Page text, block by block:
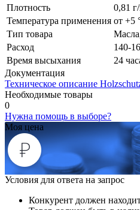
Плотность
0,81
Температура применения от +5
Тип товара
Расход
140-
Время высыхания
24
Документация
Техническое описание
Необходимые товары
0
Нужна помощь в выборе?
Моя цена
Условия для ответа на запрос
Конкурент должен